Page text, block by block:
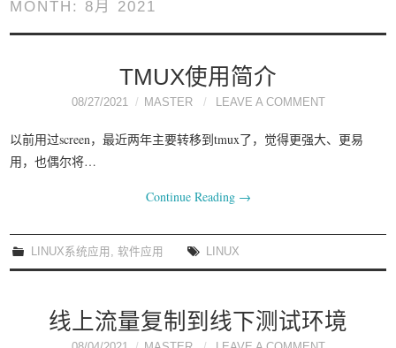
战与原理解析》
我要笑遍世界
MONTH: 8月 2021
TMUX使用简介
08/27/2021 MASTER LEAVE A COMMENT
以前用过screen，最近两年主要转移到tmux了，觉得更强大、更易
用，也偶尔将…
Continue Reading →
LINUX系统应用 ,软件应用 LINUX
线上流量复制到线下测试环境